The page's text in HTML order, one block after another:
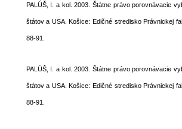
PALÚŠ, I. a kol. 2003. Štátne právo porovnávacie
štátov a USA. Košice: Edičné stredisko Právnickej
88-91.
PALÚŠ, I. a kol. 2003. Štátne právo porovnávacie
štátov a USA. Košice: Edičné stredisko Právnickej
88-91.